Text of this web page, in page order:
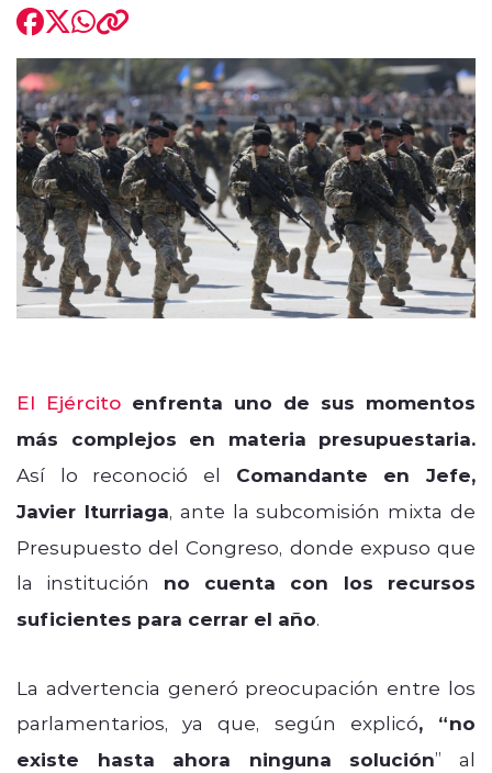
El Ejército enfrenta uno de sus momentos
más complejos en materia presupuestaria.
Así lo reconoció el Comandante en Jefe,
Javier Iturriaga, ante la subcomisión mixta de
Presupuesto del Congreso, donde expuso que
la institución no cuenta con los recursos
suficientes para cerrar el año.
La advertencia generó preocupación entre los
parlamentarios, ya que, según explicó, “no
existe hasta ahora ninguna solución” al